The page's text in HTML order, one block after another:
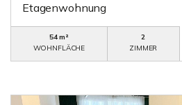
Etagenwohnung
54 m²
WOHNFLÄCHE
2
ZIMMER